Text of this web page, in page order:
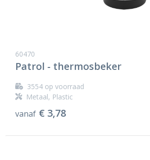
60470
Patrol - thermosbeker
3554op voorraad
Metaal, Plastic
vanaf € 3,78